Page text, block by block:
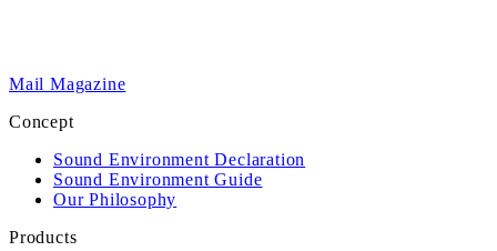
Mail Magazine
Concept
Sound Environment Declaration
Sound Environment Guide
Our Philosophy
Products